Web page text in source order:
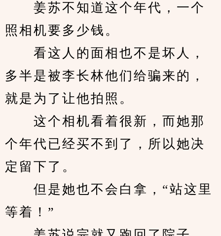
姜苏不知道这个年代，一个
照相机要多少钱。
看这人的面相也不是坏人，
多半是被李长林他们给骗来的，
就是为了让他拍照。
这个相机看着很新，而她那
个年代已经买不到了，所以她决
定留下了。
但是她也不会白拿，“站这里
等着！”